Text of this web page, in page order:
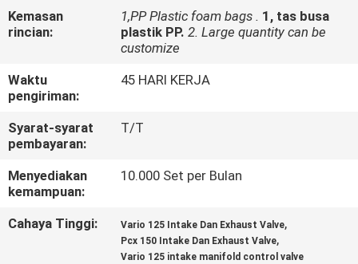
KONTROL
KUALITAS
BERITA
MINTA
KUTIPAN
PETA
Kemasan
rincian:
1,PP Plastic foam bags . 1, tas busa
plastik PP. 2. Large quantity can be
customize
Waktu
pengiriman:
45 HARI KERJA
Syarat-syarat
pembayaran:
T/T
Menyediakan
kemampuan:
10.000 Set per Bulan
Cahaya Tinggi: Vario 125 Intake Dan Exhaust Valve,
Pcx 150 Intake Dan Exhaust Valve,
Vario 125 intake manifold control valve